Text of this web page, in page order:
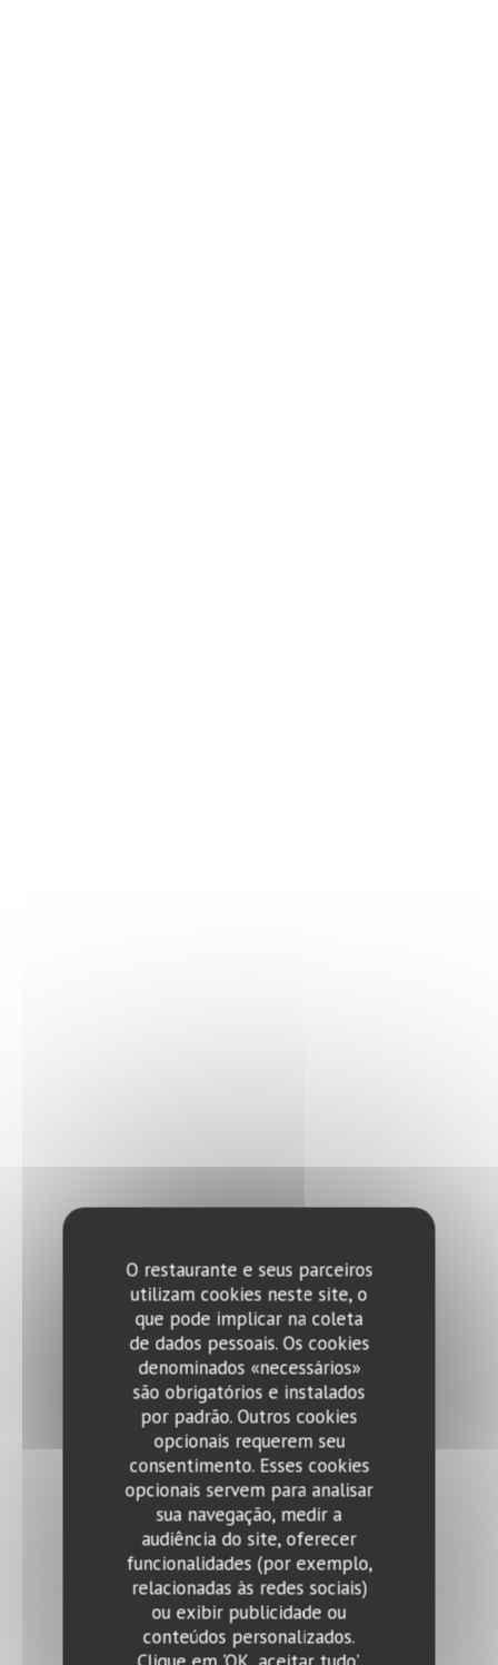
O restaurante e seus parceiros
utilizam cookies neste site, o
que pode implicar na coleta
de dados pessoais. Os cookies
denominados «necessários»
são obrigatórios e instalados
por padrão. Outros cookies
opcionais requerem seu
consentimento. Esses cookies
opcionais servem para analisar
sua navegação, medir a
audiência do site, oferecer
funcionalidades (por exemplo,
relacionadas às redes sociais)
ou exibir publicidade ou
conteúdos personalizados.